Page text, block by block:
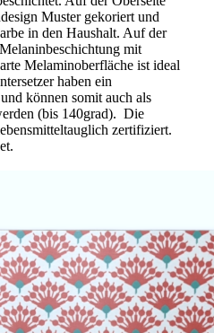
Muster gekoriert und
in den Haushalt. Auf der
mit
Melaminoberfläche ist ideal
haben ein
können somit auch als
(bis 140grad). Die
zertifiziert.